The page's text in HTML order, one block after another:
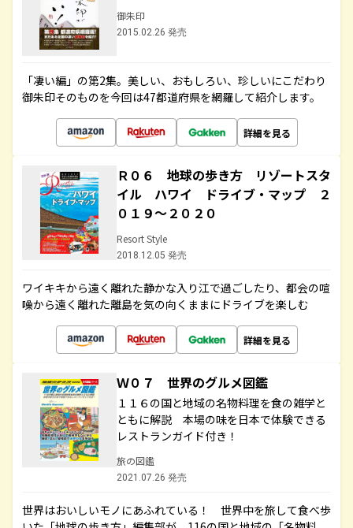
御朱印
2015.02.26 発売
「凄い編」の第2集。美しい、おもしろい、珍しいにこだわり
御朱印そのものを今回は47都道府県を網羅して紹介します。
詳細を見る
Ｒ０６ 地球の歩き方 リゾートスタ
イル ハワイ ドライブ・マップ ２
０１９～２０２０
Resort Style
2018.12.05 発売
ワイキキから遠く離れた静かな入り江で過ごしたり、都会の喧
噪から遠く離れた離島を気の向くままにドライブを楽しむ
詳細を見る
Ｗ０７ 世界のグルメ図鑑
１１６の国と地域の名物料理を食の雑学と
ともに解説 本場の味を日本で体験できる
レストランガイド付き！
旅の図鑑
2021.07.26 発売
世界はおいしいモノにあふれている！ 世界中を旅して食べ歩